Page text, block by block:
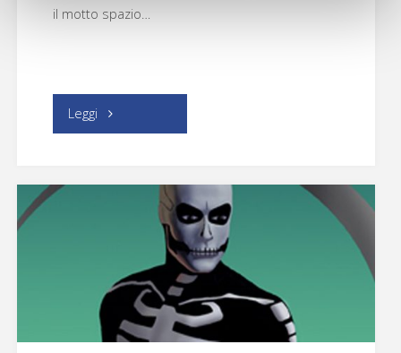
il motto spazio…
Leggi "Editoriale